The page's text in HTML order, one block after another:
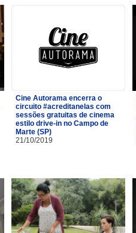
Cine Autorama encerra o
circuito #acreditanelas com
sessões gratuitas de cinema
estilo drive-in no Campo de
Marte (SP)
21/10/2019